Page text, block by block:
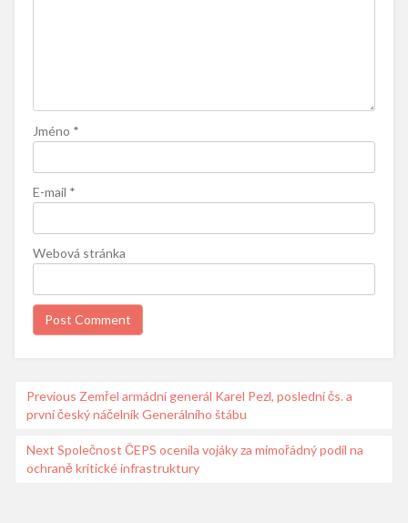
Jméno *
E-mail *
Webová stránka
Navigace
pro
příspěvek
Previous Previous
post:
Zemřel armádní generál Karel Pezl, poslední čs. a
první český náčelník Generálního štábu
Next Next
post:
Společnost ČEPS ocenila vojáky za mimořádný podíl na
ochraně kritické infrastruktury